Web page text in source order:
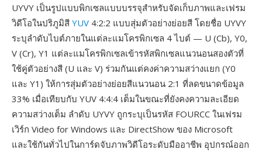
UYVY เป็นรูปแบบพิกเซลแบบบรรจุสำหรับจัดเก็บภาพและเฟรม
วิดีโอในปริภูมิสี YUV 4:2:2 แบบสุ่มตัวอย่างย่อยสี โดยชื่อ UYVY
ระบุลำดับไบต์ภายในแต่ละแมโครพิกเซล 4 ไบต์ — U (Cb), Y0,
V (Cr), Y1 แต่ละแมโครพิกเซลเข้ารหัสพิกเซลแนวนอนสองตัวที่
ใช้คู่ตัวอย่างสี (U และ V) ร่วมกันแต่คงค่าความสว่างแยก (Y0
และ Y1) ให้การสุ่มตัวอย่างย่อยสีแนวนอน 2:1 ที่ลดขนาดข้อมูล
33% เมื่อเทียบกับ YUV 4:4:4 เต็มในขณะที่ยังคงความละเอียด
ความสว่างเต็ม ลำดับ UYVY ถูกระบุเป็นรหัส FOURCC ในเฟรม
เวิร์ก Video for Windows และ DirectShow ของ Microsoft
และใช้กันทั่วไปในการ์ดจับภาพวิดีโอระดับมืออาชีพ อุปกรณ์ออก